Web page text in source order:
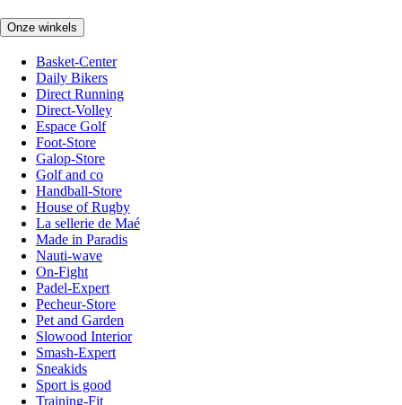
Onze winkels
Basket-Center
Daily Bikers
Direct Running
Direct-Volley
Espace Golf
Foot-Store
Galop-Store
Golf and co
Handball-Store
House of Rugby
La sellerie de Maé
Made in Paradis
Nauti-wave
On-Fight
Padel-Expert
Pecheur-Store
Pet and Garden
Slowood Interior
Smash-Expert
Sneakids
Sport is good
Training-Fit